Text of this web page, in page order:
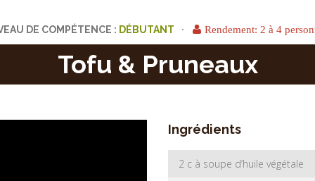
DE COMPÉTENCE : Rendement: 2 à 4
Tofu & Pruneaux
Ingrédients
2 c à soupe d’huile végétale